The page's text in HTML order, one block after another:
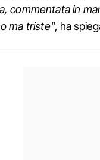
commentata in
ma triste", ha